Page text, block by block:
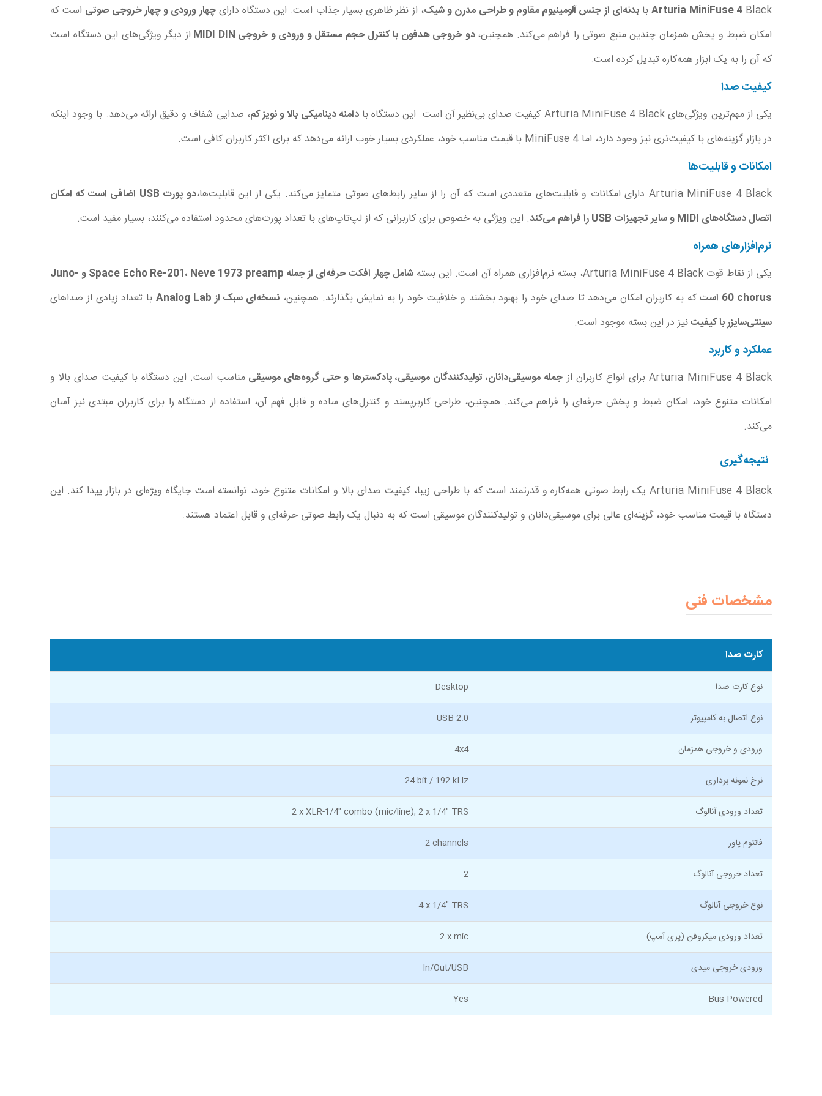
Arturia MiniFuse 4Black با بدنه‌ای از جنس آلومینیوم مقاوم و طراحی مدرن و شیک، از نظر ظاهری بسیار جذاب است. این دستگاه دارایچهار ورودی و چهار خروجی صوتی است که
امکان ضبط و پخش همزمان چندین منبع صوتی را فراهم می‌کند. همچنین،دو خروجی هدفون با کنترل حجم مستقل و ورودی و خروجی MIDI DIN
از دیگر ویژگی‌های این دستگاه است
که آن را به یک ابزار همه‌کاره تبدیل کرده است.
کیفیت صدا
یکی از مهم‌ترین ویژگی‌های Arturia MiniFuse 4 Black کیفیت صدای بی‌نظیر آن است. این دستگاه با دامنه دینامیکی بالا و نویز کم، صدایی شفاف و دقیق ارائه می‌دهد. با وجود اینکه
در بازار گزینه‌های با کیفیت‌تری نیز وجود دارد، اما MiniFuse 4 با قیمت مناسب خود، عملکردی بسیار خوب ارائه می‌دهد که برای اکثر کاربران کافی است.
امکانات و قابلیت‌ها
Arturia MiniFuse 4 Black دارای امکانات و قابلیت‌های متعددی است که آن را از سایر رابط‌های صوتی متمایز می‌کند. یکی از این قابلیت‌ها،
دو پورت USB اضافی است که امکان
اتصال دستگاه‌های MIDI و سایر تجهیزات USB را فراهم می‌کند
. این ویژگی به خصوص برای کاربرانی که از لپ‌تاپ‌های با تعداد پورت‌های محدود استفاده می‌کنند، بسیار مفید است.
نرم‌افزارهای همراه
یکی از نقاط قوت Arturia MiniFuse 4 Black، بسته نرم‌افزاری همراه آن است. این بسته
شامل چهار افکت حرفه‌ای از جمله Space Echo Re-201، Neve 1973 preamp و Juno-
60 chorus است
که به کاربران امکان می‌دهد تا صدای خود را بهبود بخشند و خلاقیت خود را به نمایش بگذارند. همچنین، نسخه‌ای سبک از Analog Lab
با تعداد زیادی از صداهای
سینتی‌سایزر با کیفیتنیز در این بسته موجود است.
عملکرد و کاربرد
Arturia MiniFuse 4 Black برای انواع کاربران از جمله موسیقی‌دانان، تولیدکنندگان موسیقی، پادکسترها و حتی گروه‌های موسیقیمناسب است. این دستگاه با کیفیت صدای بالا و
امکانات متنوع خود، امکان ضبط و پخش حرفه‌ای را فراهم می‌کند. همچنین، طراحی کاربرپسند و کنترل‌های ساده و قابل فهم آن، استفاده از دستگاه را برای کاربران مبتدی نیز آسان
می‌کند.
نتیجه‌گیری
Arturia MiniFuse 4 Black یک رابط صوتی همه‌کاره و قدرتمند است که با طراحی زیبا، کیفیت صدای بالا و امکانات متنوع خود، توانسته است جایگاه ویژه‌ای در بازار پیدا کند. این
دستگاه با قیمت مناسب خود، گزینه‌ای عالی برای موسیقی‌دانان و تولیدکنندگان موسیقی است که به دنبال یک رابط صوتی حرفه‌ای و قابل اعتماد هستند.
مشخصات فنی
کارت صدا
نوع کارت صدا Desktop
نوع اتصال به کامپیوتر USB 2.0
ورودی و خروجی همزمان 4x4
نرخ نمونه برداری 24 bit / 192 kHz
تعداد ورودی آنالوگ 2 x XLR-1/4" combo (mic/line), 2 x 1/4" TRS
فانتوم پاور 2 channels
تعداد خروجی آنالوگ 2
نوع خروجی آنالوگ 4 x 1/4" TRS
تعداد ورودی میکروفن (پری آمپ) 2 x mic
ورودی خروجی میدی In/Out/USB
Bus Powered
Yes